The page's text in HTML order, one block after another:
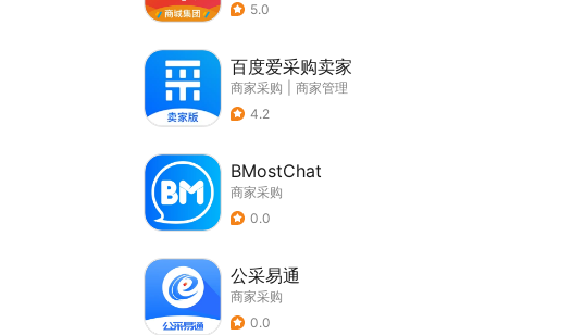
5.0
百度爱采购卖家
商家采购
商家管理
4.2
BMostChat
商家采购
0.0
公采易通
商家采购
0.0